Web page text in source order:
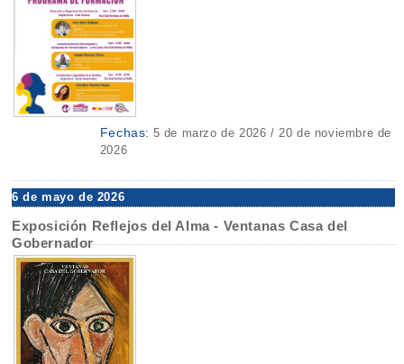
Fechas: 5 de marzo de 2026 / 20 de noviembre de
2026
6 de mayo de 2026
Exposición Reflejos del Alma - Ventanas Casa del
Gobernador